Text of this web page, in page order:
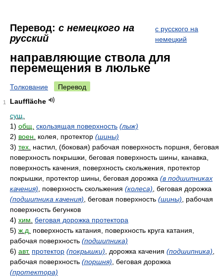
Перевод: с немецкого на
русский
с русского на
немецкий
направляющие ствола для
перемещения в люльке
Толкование Перевод
1
Lauffläche
сущ.
1) общ. скользящая поверхность (лыж)
2) воен. колея, протектор (шины)
3) тех. настил, (боковая) рабочая поверхность поршня, беговая
поверхность покрышки, беговая поверхность шины, канавка,
поверхность качения, поверхность скольжения, протектор
покрышки, протектор шины, беговая дорожка (в подшипниках
качения) , поверхность скольжения (колеса) , беговая дорожка
(подшипника качения) , беговая поверхность (шины) , рабочая
поверхность бегунков
4) хим. беговая дорожка протектора
5) ж.д.
поверхность катания, поверхность круга катания,
рабочая поверхность (подшипника)
6) авт. протектор (покрышки) , дорожка качения (подшипника)
рабочая поверхность (поршня) , беговая дорожка
(протектора)